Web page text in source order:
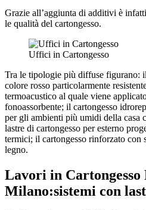
Grazie all’aggiunta di additivi è
le qualità del cartongesso.
Uffici in Cartongesso
Tra le tipologie più diffuse figurano:
colore rosso particolarmente
termoacustico al quale viene
fonoassorbente; il cartongesso
per gli ambienti più umidi della casa
lastre di cartongesso per esterno
termici; il cartongesso rinforzato con
legno.
Lavori in Cartongesso
Milano:sistemi con